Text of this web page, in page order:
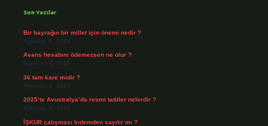
Son Yazılar
Bir bayrağın bir millet için önemi nedir ?
Ağustos 6, 2026
Avans hesabını ödemezsen ne olur ?
Ağustos 4, 2026
36 tam kare midir ?
Ağustos 3, 2026
2025’te Avustralya’da resmi tatiller nelerdir ?
Ağustos 3, 2026
İŞKUR çalışması kıdemden sayılır mı ?